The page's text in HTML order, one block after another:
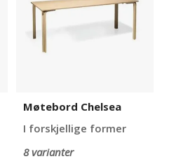
Møtebord Chelsea
I forskjellige former
8 varianter